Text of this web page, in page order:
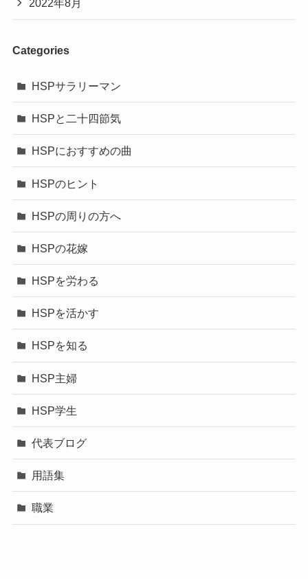
2022年8月
Categories
HSPサラリーマン
HSPと二十四節気
HSPにおすすめの曲
HSPのヒント
HSPの周りの方へ
HSPの花嫁
HSPを労わる
HSPを活かす
HSPを知る
HSP主婦
HSP学生
代表ブログ
用語集
職業